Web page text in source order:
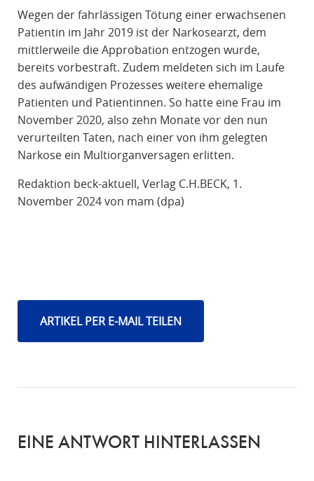
Wegen der fahrlässigen Tötung einer erwachsenen
Patientin im Jahr 2019 ist der Narkosearzt, dem
mittlerweile die Approbation entzogen wurde,
bereits vorbestraft. Zudem meldeten sich im Laufe
des aufwändigen Prozesses weitere ehemalige
Patienten und Patientinnen. So hatte eine Frau im
November 2020, also zehn Monate vor den nun
verurteilten Taten, nach einer von ihm gelegten
Narkose ein Multiorganversagen erlitten.
Redaktion beck-aktuell, Verlag C.H.BECK, 1.
November 2024 von mam (dpa)
ARTIKEL PER E-MAIL TEILEN
EINE ANTWORT HINTERLASSEN